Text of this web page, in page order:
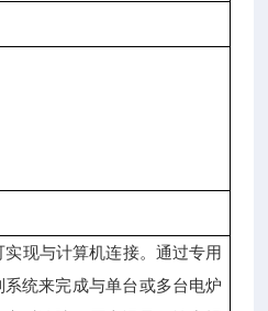
实现与计算机连接。通过专用
统来完成与单台或多台电炉